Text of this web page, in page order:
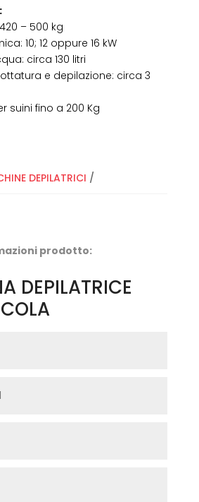
– 500 kg
10; 12 oppure 16 kW
circa 130 litri
e depilazione: circa 3
suini fino a 200 Kg
DEPILATRICI
prodotto:
DEPILATRICE